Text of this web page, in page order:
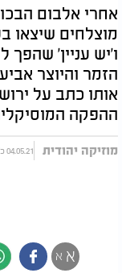
אחרי אלבום
מוצלחים שיצאו
ו'יש עניין' שהפך
הזמר והיוצר
אותו כתב על
ההפקה
מוזיקה יהודית 04.05.21 כ"ב אייר התשפ"א
א א